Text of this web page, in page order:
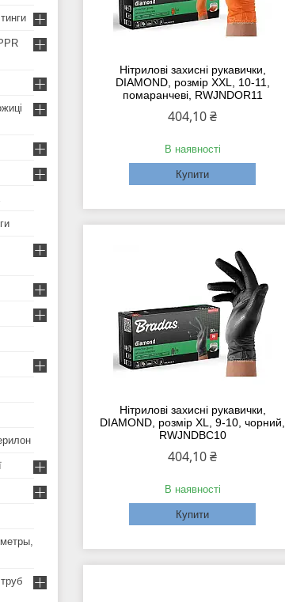
Нітрилові захисні рукавички,
DIAMOND, розмір XXL, 10-11,
помаранчеві, RWJNDOR11
404,10 ₴
В наявності
Купити
Нітрилові захисні рукавички,
DIAMOND, розмір XL, 9-10, чорний,
RWJNDBC10
404,10 ₴
В наявності
Купити